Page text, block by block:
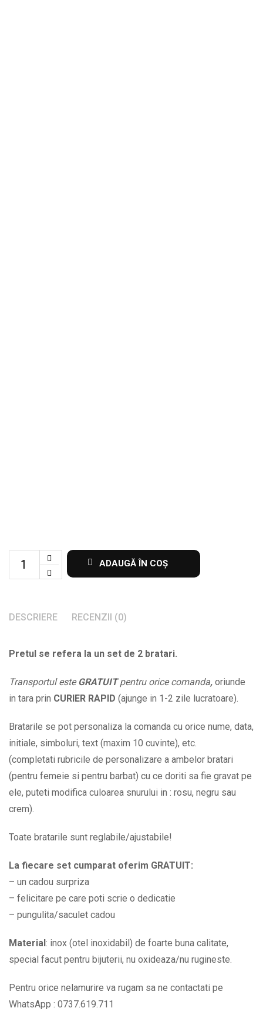
Set
pentru
frati
numele
la
alegere
BPC274
quantity
ADAUGĂ ÎN COȘ
DESCRIERE RECENZII (0)
Pretul se refera la un set de 2 bratari.
Transportul esteGRATUITpentru orice comanda, oriunde
in tara prin CURIER RAPID (ajunge in 1-2 zile lucratoare).
Bratarile se pot personaliza la comanda cu orice nume, data,
initiale, simboluri, text (maxim 10 cuvinte), etc.
(completati rubricile de personalizare a ambelor bratari
(pentru femeie si pentru barbat) cu ce doriti sa fie gravat pe
ele, puteti modifica culoarea snurului in : rosu, negru sau
crem).
Toate bratarile sunt reglabile/ajustabile!
La fiecare set cumparat oferim GRATUIT:
– un cadou surpriza
– felicitare pe care poti scrie o dedicatie
– pungulita/saculet cadou
Material : inox (otel inoxidabil) de foarte buna calitate,
special facut pentru bijuterii, nu oxideaza/nu rugineste.
Pentru orice nelamurire va rugam sa ne contactati pe
WhatsApp : 0737.619.711